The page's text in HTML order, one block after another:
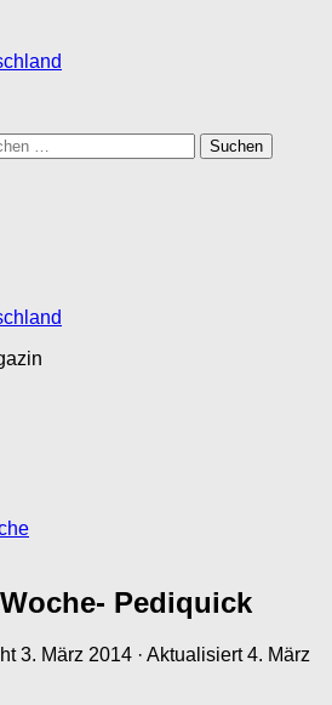
Pediquick
3. März 2014 · Aktualisiert4. März